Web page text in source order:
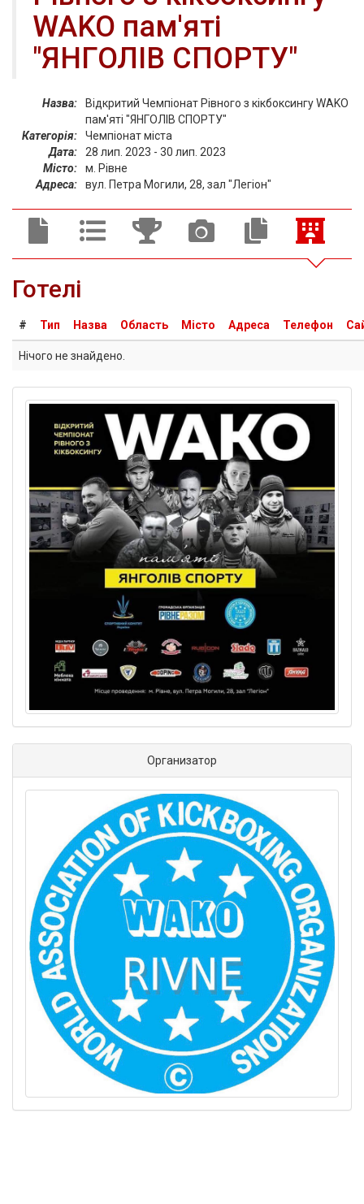
WAKO пам'яті
"ЯНГОЛІВ СПОРТУ"
Назва:
Відкритий Чемпіонат Рівного з кікбоксингу WAKO
пам'яті "ЯНГОЛІВ СПОРТУ"
Категорія:
Чемпіонат міста
Дата:
28 лип. 2023 - 30 лип. 2023
Місто:
м. Рівне
Адреса:
вул. Петра Могили, 28, зал "Легіон"
Готелі
# Тип Назва Область Місто Адреса Телефон
Нічого не знайдено.
Организатор